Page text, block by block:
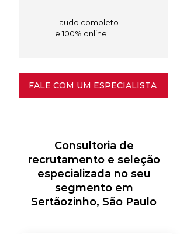
Laudo completo
e 100% online.
FALE COM UM ESPECIALISTA
Consultoria de
recrutamento e seleção
especializada no seu
segmento em
Sertãozinho, São Paulo